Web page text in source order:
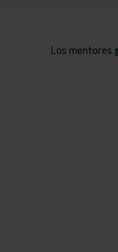
Los mentores